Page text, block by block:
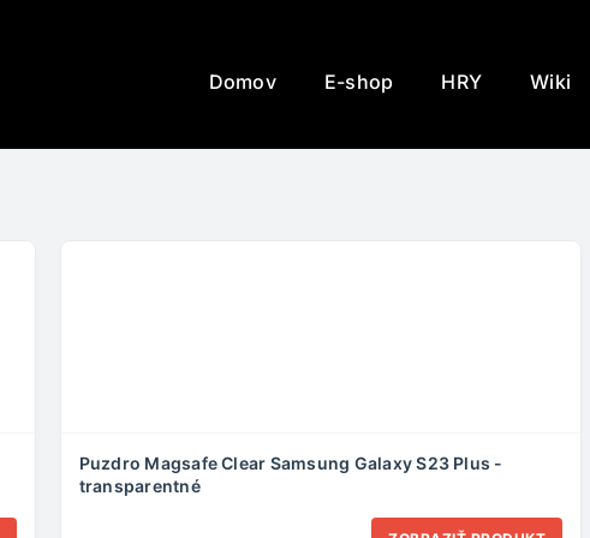
Domov E-shop HRY Wiki
Puzdro Magsafe Clear Samsung Galaxy S23 Plus -
transparentné